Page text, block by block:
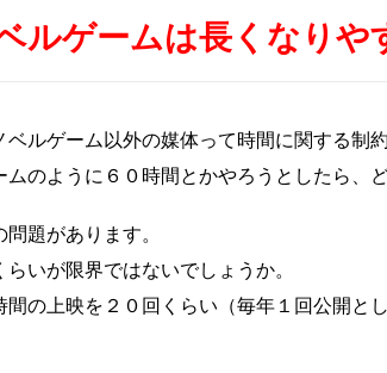
ルゲームは長くなりや
ルゲーム以外の媒体って時間に関する制
ムのように６０時間とかやろうとしたら、
題があります。
いが限界ではないでしょうか。
間の上映を２０回くらい（毎年１回公開と